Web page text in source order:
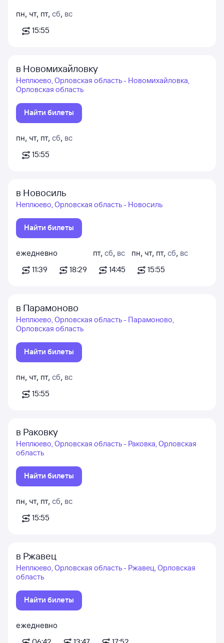
пн, чт, пт, сб, вс
15:55
в Новомихайловку
Неплюево, Орловская область - Новомихайловка,
Орловская область
Найти билеты
пн, чт, пт, сб, вс
15:55
в Новосиль
Неплюево, Орловская область - Новосиль
Найти билеты
ежедневно
11:39
18:29
пт, сб, вс
14:45
пн, чт, пт, сб, вс
15:55
в Парамоново
Неплюево, Орловская область - Парамоново,
Орловская область
Найти билеты
пн, чт, пт, сб, вс
15:55
в Раковку
Неплюево, Орловская область - Раковка, Орловская
область
Найти билеты
пн, чт, пт, сб, вс
15:55
в Ржавец
Неплюево, Орловская область - Ржавец, Орловская
область
Найти билеты
ежедневно